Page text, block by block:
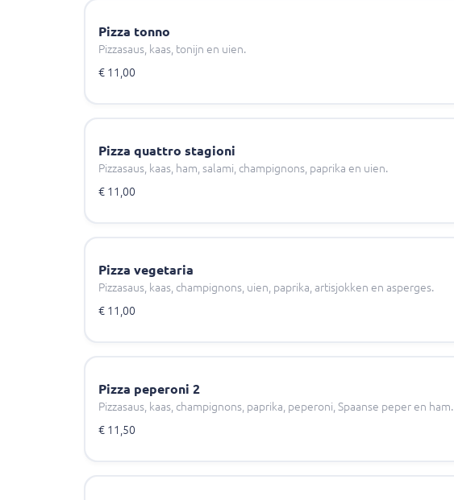
Pizza tonno
Pizzasaus, kaas, tonijn en uien.
€ 11,00
Pizza quattro stagioni
Pizzasaus, kaas, ham, salami, champignons, paprika en uien.
€ 11,00
Pizza vegetaria
Pizzasaus, kaas, champignons, uien, paprika, artisjokken en asperges.
€ 11,00
Pizza peperoni 2
Pizzasaus, kaas, champignons, paprika, peperoni, Spaanse peper en ham.
€ 11,50